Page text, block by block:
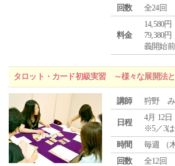
回数
全24回
料金
14,580
79,380
義開始前
タロット・カード初級実習 ～様々な展開法
講師 狩野 み
日程
4月 12日
※5／3は
時間
毎週 （
回数
全12回